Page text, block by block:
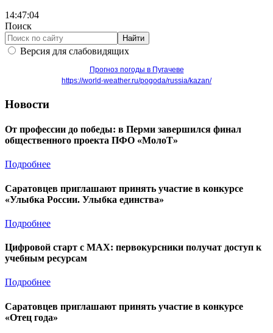
14:47:04
Поиск
Найти
Версия для слабовидящих
Прогноз погоды в Пугачеве
https://world-weather.ru/pogoda/russia/kazan/
Новости
От профессии до победы: в Перми завершился финал
общественного проекта ПФО «МолоТ»
Подробнее
Саратовцев приглашают принять участие в конкурсе
«Улыбка России. Улыбка единства»
Подробнее
Цифровой старт с MAX: первокурсники получат доступ к
учебным ресурсам
Подробнее
Саратовцев приглашают принять участие в конкурсе
«Отец года»